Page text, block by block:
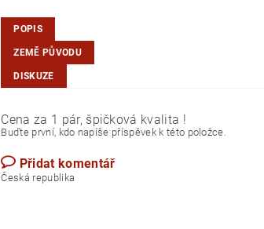
POPIS
ZEMĚ PŮVODU
DISKUZE
Cena za 1 pár, špičková kvalita !
Buďte první, kdo napíše příspěvek k této položce.
Přidat komentář
Česká republika